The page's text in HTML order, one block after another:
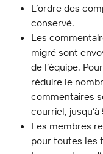
L’ordre des
conservé.
Les
migré sont
de l’équipe.
réduire le
commentaires
courriel,
Les membres
pour toutes les